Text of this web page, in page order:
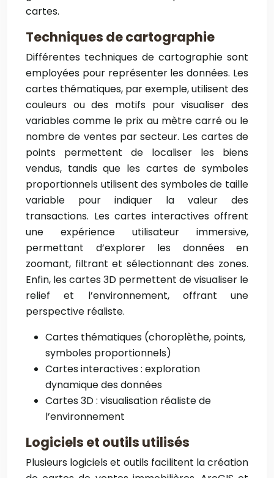
cartes.
Techniques de cartographie
Différentes techniques de cartographie sont
employées pour représenter les données. Les
cartes thématiques, par exemple, utilisent des
couleurs ou des motifs pour visualiser des
variables comme le prix au mètre carré ou le
nombre de ventes par secteur. Les cartes de
points permettent de localiser les biens
vendus, tandis que les cartes de symboles
proportionnels utilisent des symboles de taille
variable pour indiquer la valeur des
transactions. Les cartes interactives offrent
une expérience utilisateur immersive,
permettant d’explorer les données en
zoomant, filtrant et sélectionnant des zones.
Enfin, les cartes 3D permettent de visualiser le
relief et l’environnement, offrant une
perspective réaliste.
Cartes thématiques (choroplèthe, points,
symboles proportionnels)
Cartes interactives : exploration
dynamique des données
Cartes 3D : visualisation réaliste de
l’environnement
Logiciels et outils utilisés
Plusieurs logiciels et outils facilitent la création